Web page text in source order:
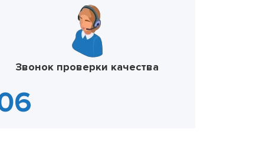
Звонок проверки качества